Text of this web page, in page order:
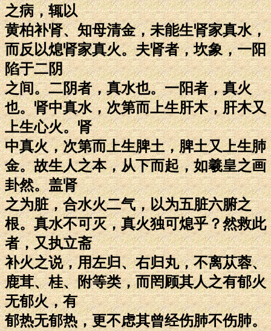
之病，辄以
黄柏补肾、知母清金，未能生肾家真水，
而反以熄肾家真火。夫肾者，坎象，一阳
陷于二阴
之间。二阴者，真水也。一阳者，真火
也。肾中真水，次第而上生肝木，肝木又
上生心火。肾
中真火，次第而上生脾土，脾土又上生肺
金。故生人之本，从下而起，如羲皇之画
卦然。盖肾
之为脏，合水火二气，以为五脏六腑之
根。真水不可灭，真火独可熄乎？然救此
者，又执立斋
补火之说，用左归、右归丸，不离苁蓉、
鹿茸、桂、附等类，而罔顾其人之有郁火
无郁火，有
郁热无郁热，更不虑其曾经伤肺不伤肺。